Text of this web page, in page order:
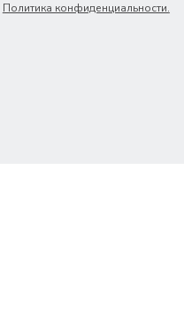
Политика конфиденциальности.